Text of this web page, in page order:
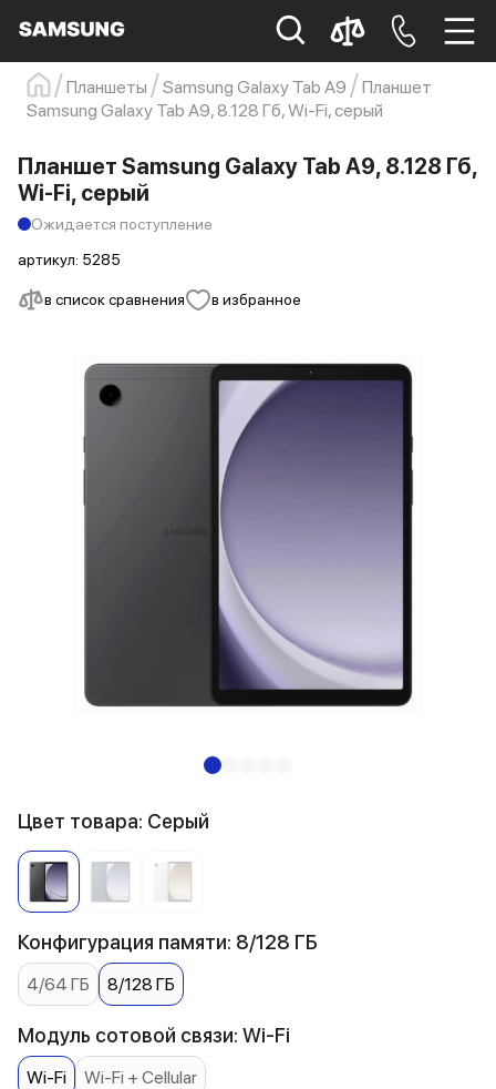
Samsung Смартфон s23
s23 ultra
Планшеты Samsung Galaxy Tab A9
Планшет
Samsung Galaxy Tab A9, 8.128 Гб, Wi-Fi, серый
в список сравнения в избранное
Планшет Samsung Galaxy Tab A9, 8.128 Гб,
Wi-Fi, серый
Ожидается поступление
артикул: 5285
Цвет товара: Серый
Конфигурация памяти: 8/128 ГБ
4/64 ГБ 8/128 ГБ
Модуль сотовой связи: Wi-Fi
Wi-Fi Wi-Fi + Cellular